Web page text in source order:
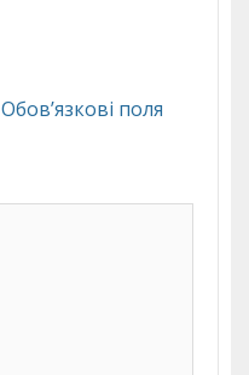
Обов’язкові поля